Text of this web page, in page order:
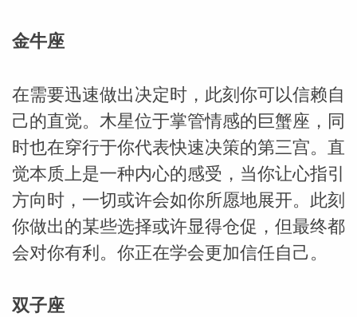
米勒
金牛座
在需要迅速做出决定时，此刻你可以信赖自
己的直觉。木星位于掌管情感的巨蟹座，同
时也在穿行于你代表快速决策的第三宫。直
觉本质上是一种内心的感受，当你让心指引
方向时，一切或许会如你所愿地展开。此刻
你做出的某些选择或许显得仓促，但最终都
会对你有利。你正在学会更加信任自己。
双子座